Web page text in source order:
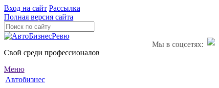
Вход на сайт Рассылка
Полная версия сайта
Мы в соцсетях:
Свой среди профессионалов
Меню
Автобизнес